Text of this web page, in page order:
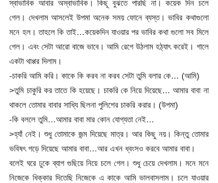
স্বাভাবিক আবার অস্বাভাবিক। কিছূ বুঝতে পারছি না। কয়েক দিন চলে
গেল। দেখলাম আসলেই উপমা অনেক সময় ফোনে ব্যস্ত। ভাবির কথাগুলো
মনে হল। তাহলে কি তাই…কয়েকদিন যাওয়ার পর ভাবির কথা গুলো সব মিলে
গেল। এবং সেটা আরো বাজে ভাবে। আমি রেগে উঠলাম হঠ্যাৎ করেই। গালে
একটা থাপ্পর দিলাম।
-চাকরি আমি করি। কাকে কি করব না করব সেটা তুমি বলার কে… (আমি)
>তুমি চাকুরি কর তাতে কি হয়েছে। চাকরি কে নিয়ে দিয়েছে… আমার বাবা না
থাকলে তোমার বাবার সাধ্যি ছিলনা পুলিশের চাকরি করার। (উপমা)
-কি বললে তুমি…আমার বাবা মার কোন যোগ্যতা নেই…
>হ্যাঁ নেই। শুধু তোমাকে জন্ম দিয়েছে মাত্র। আর কিছু নয়। কিন্তু তোমার
ভবিষৎ গড়ে দিয়েছে আমার বাবা…আর এখন ধ্বংসও করবে আমার বাবা।
বলেই ঘরে ঢুকে ব্যাগ গুছিয়ে নিয়ে চলে গেল। শুধু চেয়ে দেখলাম। মনে মনে
নিজেকে ধিক্কার দিতেছি নিজেকে এ কাকে আমি ভালবাসলাম। চলে যাওয়ার